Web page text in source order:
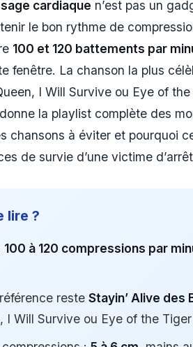
cardiaque n’est pas un
le bon rythme de
100 et 120 battements par
fenêtre. La chanson la plus
I Will Survive ou Eye of
la playlist complète des
chansons à éviter et pourquoi
de survie d’une victime
lire ?
100 à 120 compressions par
reste Stayin’ Alive des
I Will Survive ou Eye of the